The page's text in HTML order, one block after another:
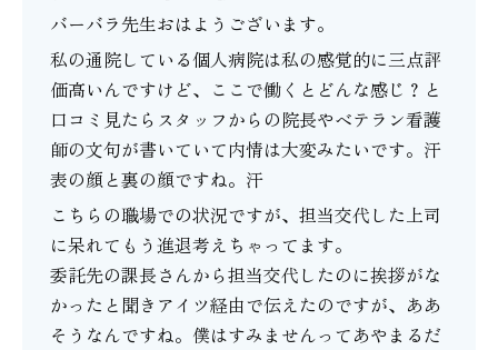
バーバラ先生おはようございます。
私の通院している個人病院は私の感覚的に三点評
価高いんですけど、ここで働くとどんな感じ？と
口コミ見たらスタッフからの院長やベテラン看護
師の文句が書いていて内情は大変みたいです。汗
表の顔と裏の顔ですね。汗
こちらの職場での状況ですが、担当交代した上司
に呆れてもう進退考えちゃってます。
委託先の課長さんから担当交代したのに挨拶がな
かったと聞きアイツ経由で伝えたのですが、ああ
そうなんですね。僕はすみませんってあやまるだ